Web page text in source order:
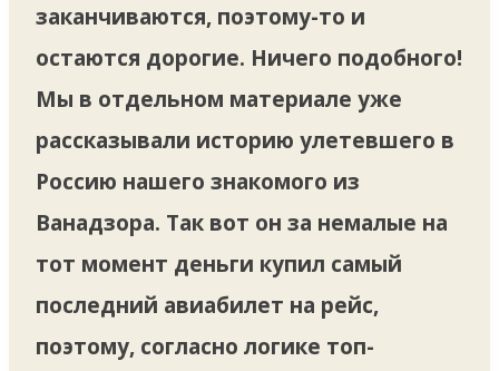
заканчиваются, поэтому-то и
остаются дорогие. Ничего подобного!
Мы в отдельном материале уже
рассказывали историю улетевшего в
Россию нашего знакомого из
Ванадзора. Так вот он за немалые на
тот момент деньги купил самый
последний авиабилет на рейс,
поэтому, согласно логике топ-